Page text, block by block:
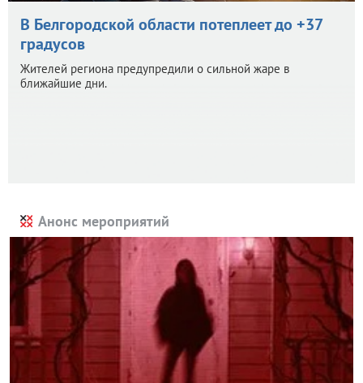
В Белгородской области потеплеет до +37
градусов
Жителей региона предупредили о сильной жаре в
ближайшие дни.
Анонс мероприятий